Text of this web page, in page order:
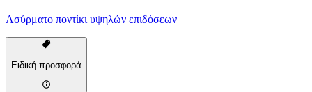
Ασύρματο ποντίκι υψηλών επιδόσεων
Ειδική προσφορά